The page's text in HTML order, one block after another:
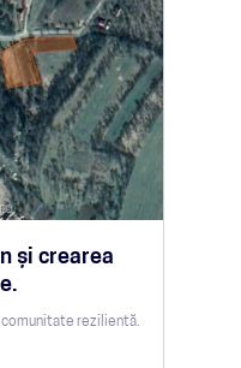
și crearea
rezilientă.